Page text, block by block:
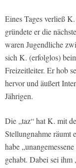
Eines Tages verließ
gründete er die
waren Jugendliche
sich K. (erfolglos)
Freizeitleiter. Er hob
hervor und äußert
Jährigen.
Die „taz“ hat K. mit
Stellungnahme räumt
habe
gehabt. Dabei sei ihm